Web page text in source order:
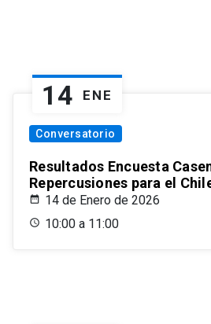
14 ENE
Conversatorio
Resultados Encuesta
Repercusiones para el
14 de Enero de 2026
10:00 a 11:00